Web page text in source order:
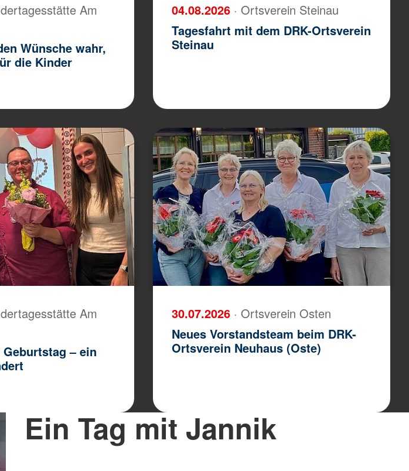
Am
Wünsche wahr,
die Kinder
04.08.2026 · Ortsverein Steinau
Tagesfahrt mit dem DRK-Ortsverein
Steinau
Am
– ein
30.07.2026 · Ortsverein Osten
Neues Vorstandsteam beim DRK-
Ortsverein Neuhaus (Oste)
Ein Tag mit Jannik